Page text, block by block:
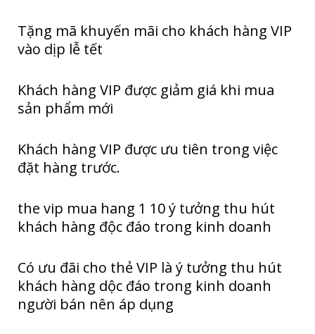
Tặng mã khuyến mãi cho khách hàng VIP
vào dịp lễ tết
Khách hàng VIP được giảm giá khi mua
sản phẩm mới
Khách hàng VIP được ưu tiên trong việc
đặt hàng trước.
the vip mua hang 1 10 ý tưởng thu hút
khách hàng độc đáo trong kinh doanh
Có ưu đãi cho thẻ VIP là ý tưởng thu hút
khách hàng dộc đáo trong kinh doanh
người bán nên áp dụng